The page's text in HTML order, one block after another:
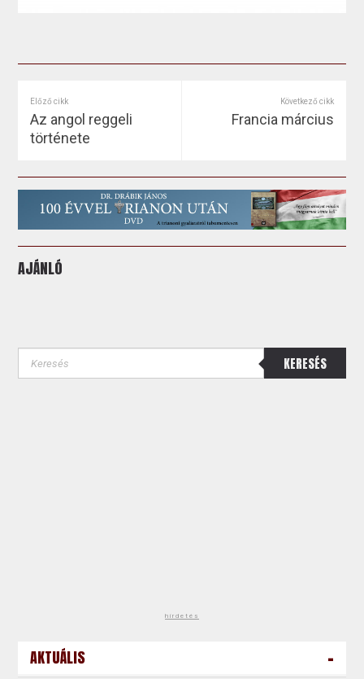
Előző cikk
Az angol reggeli
története
Következő cikk
Francia március
AJÁNLÓ
KERESÉS
hirdetés
AKTUÁLIS -